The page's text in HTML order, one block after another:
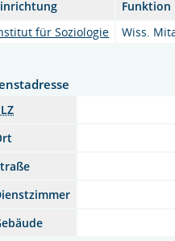
Funktion
für Soziologie
Wiss.